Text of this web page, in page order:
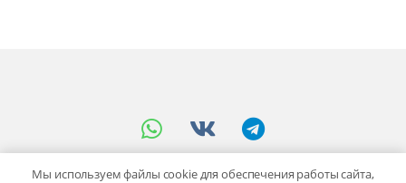
Мы используем файлы cookie для обеспечения работы сайта,